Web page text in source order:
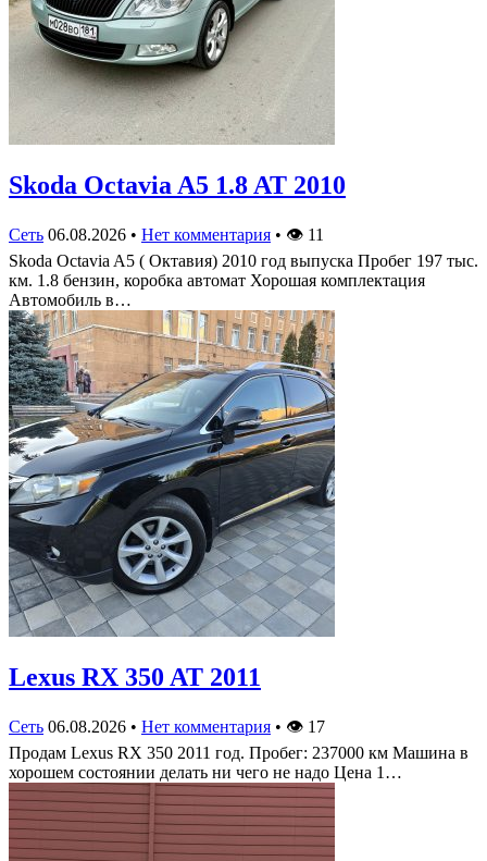
Skoda Octavia A5 1.8 AT 2010
Сеть 06.08.2026 • Нет комментария • 👁 11
Skoda Octavia A5 ( Октавия) 2010 год выпуска Пробег 197 тыс.
км. 1.8 бензин, коробка автомат Хорошая комплектация
Автомобиль в…
Lexus RX 350 AT 2011
Сеть 06.08.2026 • Нет комментария • 👁 17
Продам Lexus RX 350 2011 год. Пробег: 237000 км Машина в
хорошем состоянии делать ни чего не надо Цена 1…